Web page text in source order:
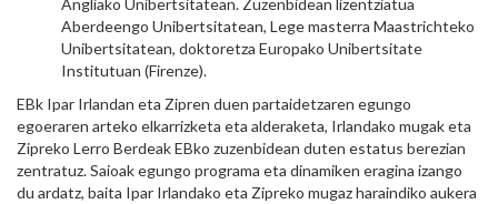
Angliako Unibertsitatean. Zuzenbidean lizentziatua
Aberdeengo Unibertsitatean, Lege masterra Maastrichteko
Unibertsitatean, doktoretza Europako Unibertsitate
Institutuan (Firenze).
EBk Ipar Irlandan eta Zipren duen partaidetzaren egungo
egoeraren arteko elkarrizketa eta alderaketa, Irlandako mugak eta
Zipreko Lerro Berdeak EBko zuzenbidean duten estatus berezian
zentratuz. Saioak egungo programa eta dinamiken eragina izango
du ardatz, baita Ipar Irlandako eta Zipreko mugaz haraindiko aukera